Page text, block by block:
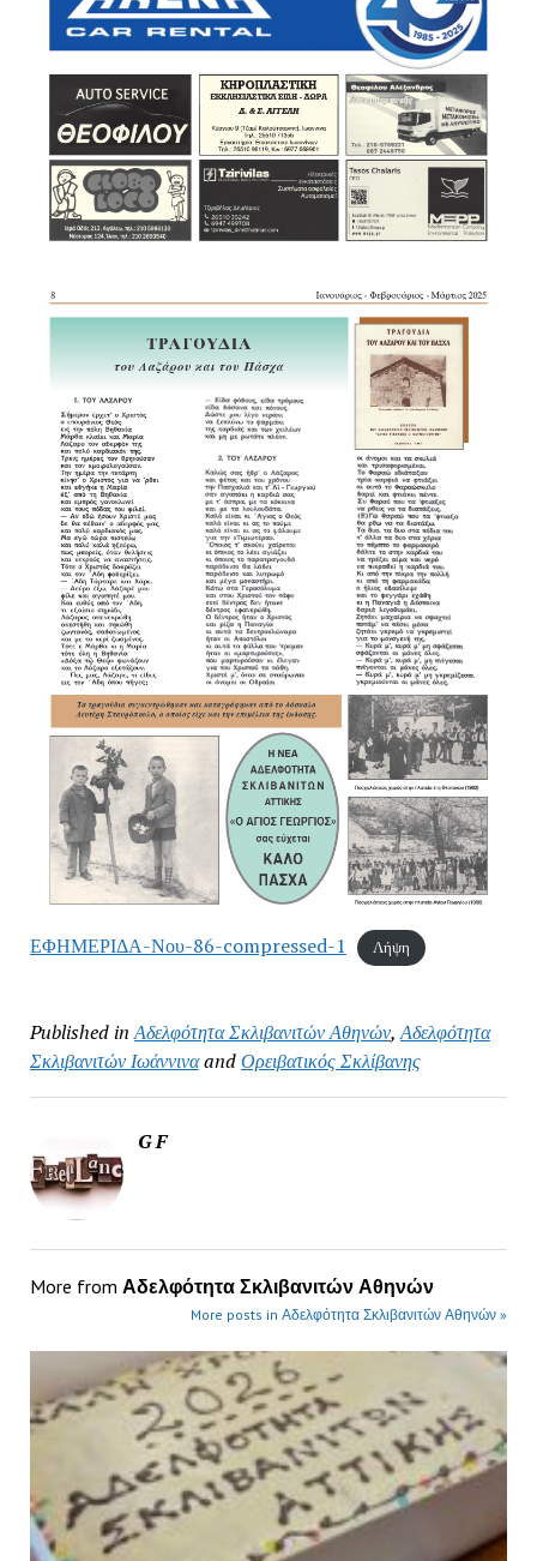
ΕΦΗΜΕΡΙΔΑ-Νου-86-compressed-1 Λήψη
Published in Αδελφότητα Σκλιβανιτών Αθηνών,Αδελφότητα
Σκλιβανιτών ΙωάννιναandΟρειβατικός Σκλίβανης
G F
More from Αδελφότητα Σκλιβανιτών Αθηνών
More posts in Αδελφότητα Σκλιβανιτών Αθηνών »